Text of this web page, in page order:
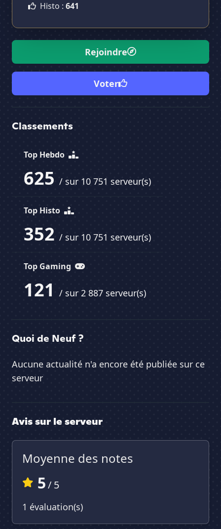
Histo : 641
Rejoindre
Voter
Classements
Top Hebdo
625 / sur 10 751 serveur(s)
Top Histo
352 / sur 10 751 serveur(s)
Top Gaming
121 / sur 2 887 serveur(s)
Quoi de Neuf ?
Aucune actualité n'a encore été publiée sur ce
serveur
Avis sur le serveur
Moyenne des notes
5/ 5
1 évaluation(s)